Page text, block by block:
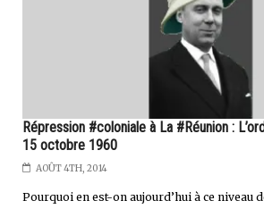
Répression #coloniale à La #Réunion :
15 octobre 1960
AOÛT 4TH, 2014
Pourquoi en est-on aujourd’hui à ce niveau